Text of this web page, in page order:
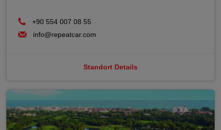
+90 554 007 08 55
info@repeatcar.com
Standort Details